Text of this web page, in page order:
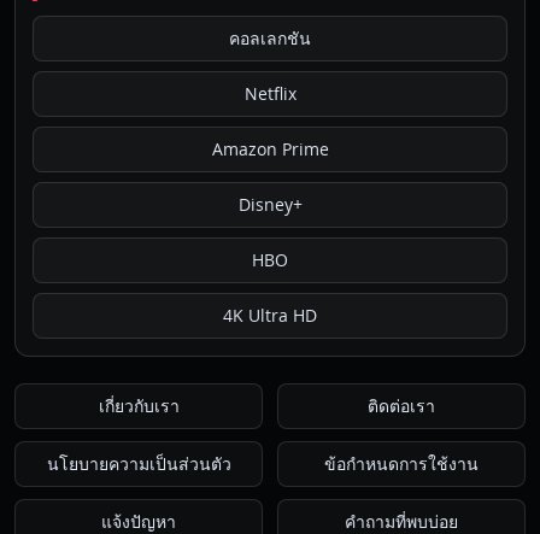
คอลเลกชัน
Netflix
Amazon Prime
Disney+
HBO
4K Ultra HD
เกี่ยวกับเรา ติดต่อเรา
นโยบายความเป็นส่วนตัว ข้อกำหนดการใช้งาน
แจ้งปัญหา คำถามที่พบบ่อย